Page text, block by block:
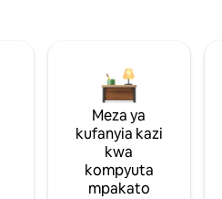
Meza ya
kufanyia kazi
kwa
kompyuta
mpakato